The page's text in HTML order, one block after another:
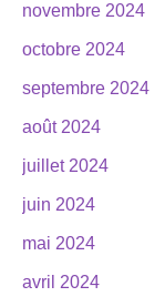
novembre 2024
octobre 2024
septembre 2024
août 2024
juillet 2024
juin 2024
mai 2024
avril 2024